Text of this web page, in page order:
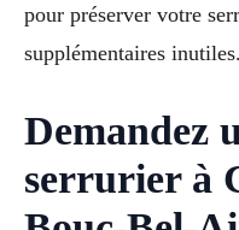
pour préserver votre
supplémentaires inutiles.
Demandez
serrurier à